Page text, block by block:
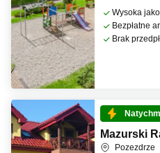
Wysoka
Bezpłatne
Brak
Mazurski
Pozezdrze